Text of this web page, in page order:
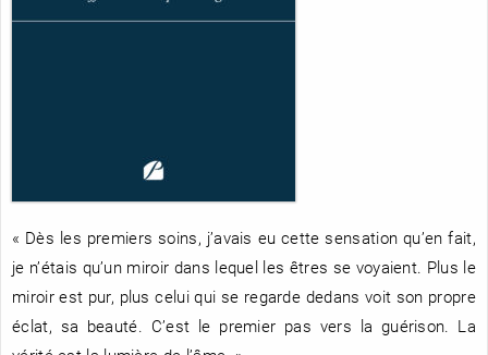
TOUT LE CATALOGUE
« Dès les premiers soins, j’avais eu cette sensation qu’en fait,
je n’étais qu’un miroir dans lequel les êtres se voyaient. Plus le
miroir est pur, plus celui qui se regarde dedans voit son propre
éclat, sa beauté. C’est le premier pas vers la guérison. La